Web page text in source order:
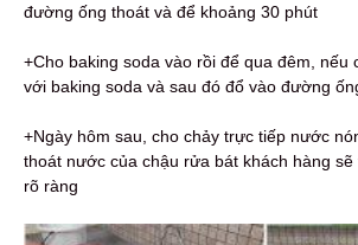
đường ống thoát và để khoảng 30 phút
+Cho baking soda vào rồi để qua đêm, nếu
với baking soda và sau đó đổ vào đường
+Ngày hôm sau, cho chảy trực tiếp nước
thoát nước của chậu rửa bát khách hàng
rõ ràng